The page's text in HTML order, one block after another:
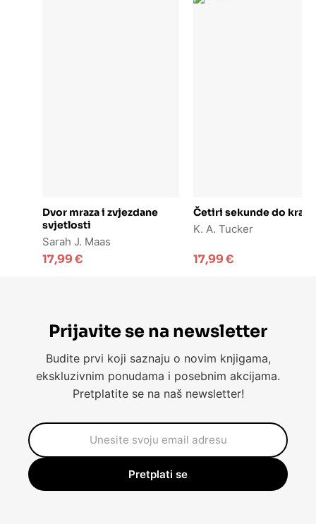
Dodaj u košaricu
Dvor mraza i zvjezdane
svjetlosti
Sarah J. Maas
17,99€
Dodaj u košaricu
Četiri sekunde do kraja
K. A. Tucker
17,99€
Prijavite se na newsletter
Budite prvi koji saznaju o novim knjigama,
ekskluzivnim ponudama i posebnim akcijama.
Pretplatite se na naš newsletter!
Pretplati se